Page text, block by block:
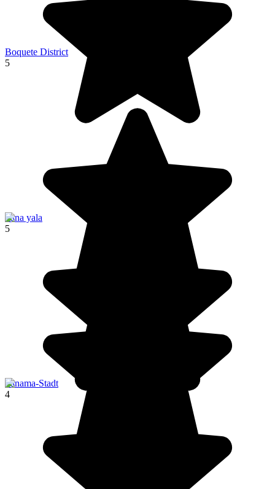
Boquete District
5
kuna yala
5
Panama-Stadt
4